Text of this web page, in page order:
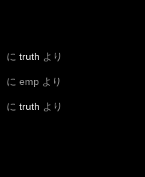
に truth より
に emp より
に truth より